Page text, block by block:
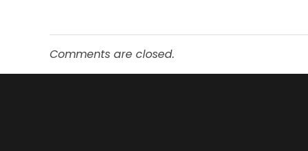
Comments are closed.